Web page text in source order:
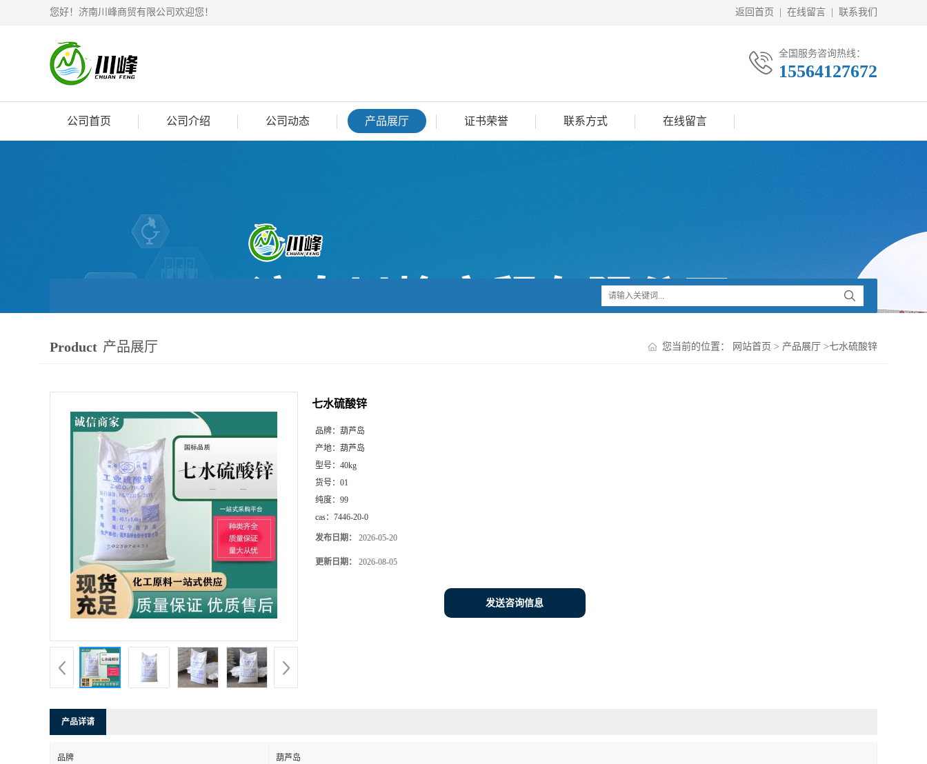
您好！济南川峰商贸有限公司欢迎您！ 返回首页 在线留言 联系我们
全国服务咨询热线：
15564127672
公司首页 公司介绍 公司动态 产品展厅 证书荣誉 联系方式 在线留言
Product 产品展厅 您当前的位置： 网站首页 > 产品展厅 >七水硫酸锌
七水硫酸锌
品牌： 葫芦岛
产地： 葫芦岛
型号： 40kg
货号： 01
纯度： 99
cas： 7446-20-0
发布日期： 2026-05-20
更新日期： 2026-08-05
发送咨询信息
产品详请
品牌 葫芦岛